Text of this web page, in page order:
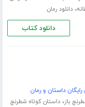
،دانلود رمان
دانلود کتاب
داستان و رمان
باز،داستان کوتاه شطرنج